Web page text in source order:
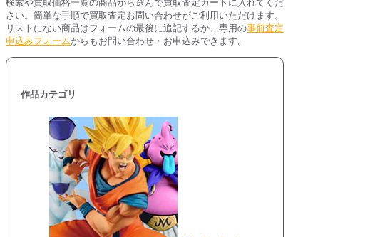
検索や買取価格一覧の商品から選んで買取査定カートに入れてくだ
さい。簡単な手順で買取査定お問い合わせがご利用いただけます。
リストにない商品はフォームの最後に追記するか、専用の事前査定
申込みフォームからもお問い合わせ・お申込みできます。
作品カテゴリ